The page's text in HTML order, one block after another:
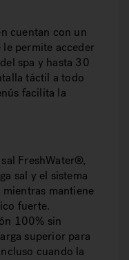
cuentan con un
permite acceder
spa y hasta 30
táctil a todo
facilita la
FreshWater®,
sal y el sistema
mantiene
fuerte.
100% sin
superior para
cuando la